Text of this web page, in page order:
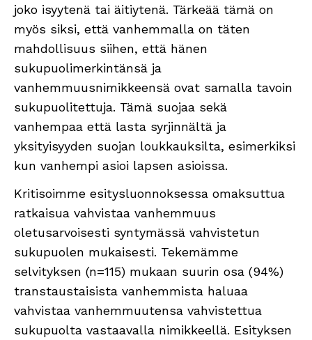
joko isyytenä tai äitiytenä. Tärkeää tämä on
myös siksi, että vanhemmalla on täten
mahdollisuus siihen, että hänen
sukupuolimerkintänsä ja
vanhemmuusnimikkeensä ovat samalla tavoin
sukupuolitettuja. Tämä suojaa sekä
vanhempaa että lasta syrjinnältä ja
yksityisyyden suojan loukkauksilta, esimerkiksi
kun vanhempi asioi lapsen asioissa.
Kritisoimme esitysluonnoksessa omaksuttua
ratkaisua vahvistaa vanhemmuus
oletusarvoisesti syntymässä vahvistetun
sukupuolen mukaisesti. Tekemämme
selvityksen (n=115) mukaan suurin osa (94%)
transtaustaisista vanhemmista haluaa
vahvistaa vanhemmuutensa vahvistettua
sukupuolta vastaavalla nimikkeellä. Esityksen